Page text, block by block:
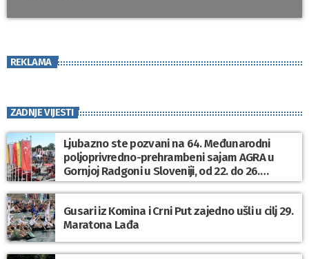
REKLAMA
ZADNJE VIJESTI
Ljubazno ste pozvani na 64. Međunarodni
poljoprivredno-prehrambeni sajam AGRA u
Gornjoj Radgoni u Sloveniji, od 22. do 26.
kolovoza, gdje vas očekuju izvrsna ponuda i
Gusari iz Komina i Crni Put zajedno ušli u cilj 29.
Maratona Lađa